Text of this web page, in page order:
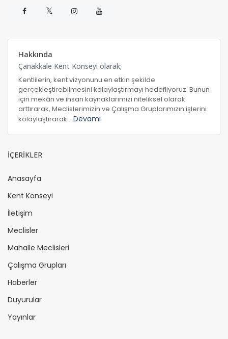
𝕏
Hakkında
Çanakkale Kent Konseyi olarak;
Kentlilerin, kent vizyonunu en etkin şekilde
gerçekleştirebilmesini kolaylaştırmayı hedefliyoruz. Bunun
için mekân ve insan kaynaklarımızı niteliksel olarak
arttırarak, Meclislerimizin ve Çalışma Gruplarımızın işlerini
kolaylaştırarak... Devamı
İÇERİKLER
Anasayfa
Kent Konseyi
İletişim
Meclisler
Mahalle Meclisleri
Çalışma Grupları
Haberler
Duyurular
Yayınlar